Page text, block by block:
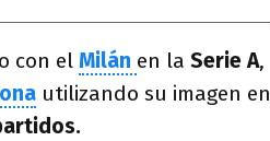
con el Milán en la Serie A,
utilizando su imagen en